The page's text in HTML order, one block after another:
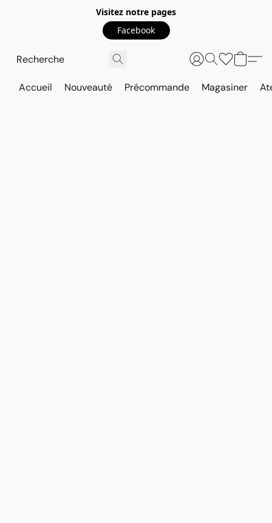
Visitez notre pages
Facebook
Accueil Nouveauté Précommande Magasiner